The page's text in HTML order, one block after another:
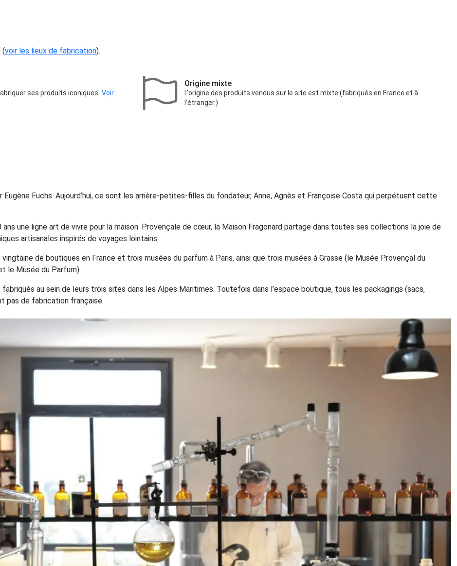
(voir les lieux de fabrication).
ses produits iconiques. Voir
Origine mixte
L'origine des produits vendus sur le site est mixte (fabriqués en France et à
l’étranger.)
Eugène Fuchs. Aujourd’hui, ce sont les arrière-petites-filles du fondateur, Anne, Agnès et Françoise Costa qui perpétuent cette
ans une ligne art de vivre pour la maison. Provençale de cœur, la Maison Fragonard partage dans toutes ses collections la joie de
artisanales inspirés de voyages lointains.
de boutiques en France et trois musées du parfum à Paris, ainsi que trois musées à Grasse (le Musée Provençal du
le Musée du Parfum).
au sein de leurs trois sites dans les Alpes Maritimes. Toutefois dans l’espace boutique, tous les packagings (sacs,
pas de fabrication française.